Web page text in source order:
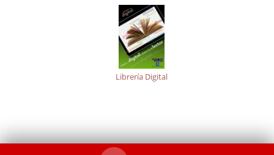
Librería Digital